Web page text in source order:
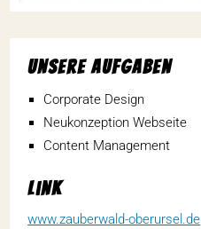
Unsere Aufgaben
Corpo­rate Design
Neukon­zep­tion Webseite
Content Manage­ment
Link
www.zauberwald-oberursel.de